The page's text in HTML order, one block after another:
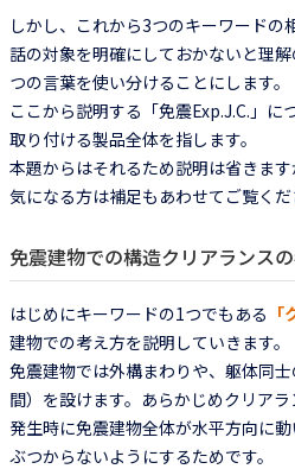
しかし、これから3つのキーワードの
話の対象を明確にしておかないと理
つの言葉を使い分けることにします。
ここから説明する「免震Exp.J.C.」に
取り付ける製品全体を指します。
本題からはそれるため説明は省きま
気になる方は補足もあわせてご覧くだ
免震建物での構造クリアランス
はじめにキーワードの1つでもある
建物での考え方を説明していきます。
免震建物では外構まわりや、躯体同
間）を設けます。あらかじめクリア
発生時に免震建物全体が水平方向に
ぶつからないようにするためです。